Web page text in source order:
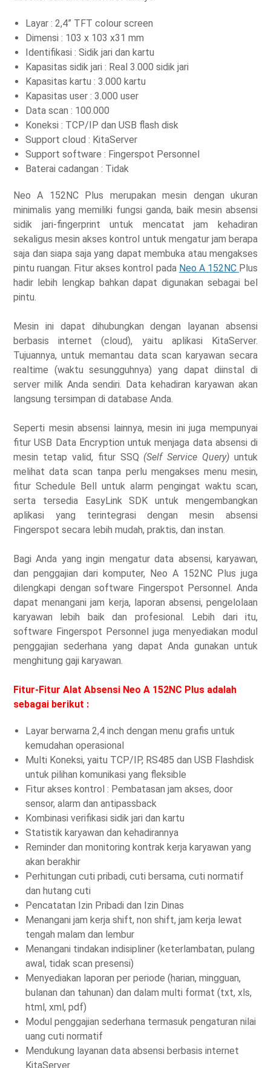
Layar : 2,4” TFT colour screen
Dimensi : 103 x 103 x31 mm
Identifikasi : Sidik jari dan kartu
Kapasitas sidik jari : Real 3.000 sidik jari
Kapasitas kartu : 3.000 kartu
Kapasitas user : 3.000 user
Data scan : 100.000
Koneksi : TCP/IP dan USB flash disk
Support cloud : KitaServer
Support software : Fingerspot Personnel
Baterai cadangan : Tidak
Neo A 152NC Plus merupakan mesin dengan ukuran
minimalis yang memiliki fungsi ganda, baik mesin absensi
sidik jari-fingerprint untuk mencatat jam kehadiran
sekaligus mesin akses kontrol untuk mengatur jam berapa
saja dan siapa saja yang dapat membuka atau mengakses
pintu ruangan. Fitur akses kontrol pada Neo A 152NC Plus
hadir lebih lengkap bahkan dapat digunakan sebagai bel
pintu.
Mesin ini dapat dihubungkan dengan layanan absensi
berbasis internet (cloud), yaitu aplikasi KitaServer.
Tujuannya, untuk memantau data scan karyawan secara
realtime (waktu sesungguhnya) yang dapat diinstal di
server milik Anda sendiri. Data kehadiran karyawan akan
langsung tersimpan di database Anda.
Seperti mesin absensi lainnya, mesin ini juga mempunyai
fitur USB Data Encryption untuk menjaga data absensi di
mesin tetap valid, fitur SSQ (Self Service Query) untuk
melihat data scan tanpa perlu mengakses menu mesin,
fitur Schedule Bell untuk alarm pengingat waktu scan,
serta tersedia EasyLink SDK untuk mengembangkan
aplikasi yang terintegrasi dengan mesin absensi
Fingerspot secara lebih mudah, praktis, dan instan.
Bagi Anda yang ingin mengatur data absensi, karyawan,
dan penggajian dari komputer, Neo A 152NC Plus juga
dilengkapi dengan software Fingerspot Personnel. Anda
dapat menangani jam kerja, laporan absensi, pengelolaan
karyawan lebih baik dan profesional. Lebih dari itu,
software Fingerspot Personnel juga menyediakan modul
penggajian sederhana yang dapat Anda gunakan untuk
menghitung gaji karyawan.
Fitur-Fitur Alat Absensi Neo A 152NC Plus adalah
sebagai berikut :
Layar berwarna 2,4 inch dengan menu grafis untuk
kemudahan operasional
Multi Koneksi, yaitu TCP/IP, RS485 dan USB Flashdisk
untuk pilihan komunikasi yang fleksible
Fitur akses kontrol : Pembatasan jam akses, door
sensor, alarm dan antipassback
Kombinasi verifikasi sidik jari dan kartu
Statistik karyawan dan kehadirannya
Reminder dan monitoring kontrak kerja karyawan yang
akan berakhir
Perhitungan cuti pribadi, cuti bersama, cuti normatif
dan hutang cuti
Pencatatan Izin Pribadi dan Izin Dinas
Menangani jam kerja shift, non shift, jam kerja lewat
tengah malam dan lembur
Menangani tindakan indisipliner (keterlambatan, pulang
awal, tidak scan presensi)
Menyediakan laporan per periode (harian, mingguan,
bulanan dan tahunan) dan dalam multi format (txt, xls,
html, xml, pdf)
Modul penggajian sederhana termasuk pengaturan nilai
uang cuti normatif
Mendukung layanan data absensi berbasis internet
KitaServer